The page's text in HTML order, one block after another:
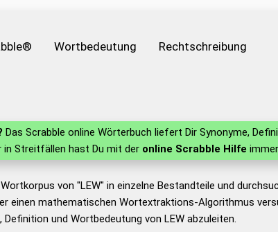
Wortbedeutung Rechtschreibung
Das Scrabble online Wörterbuch liefert Dir Synonyme,
in Streitfällen hast Du mit der online Scrabble Hilfe
von "LEW" in einzelne Bestandteile und
einen mathematischen Wortextraktions-Algorithmus
und Wortbedeutung von LEW abzuleiten.